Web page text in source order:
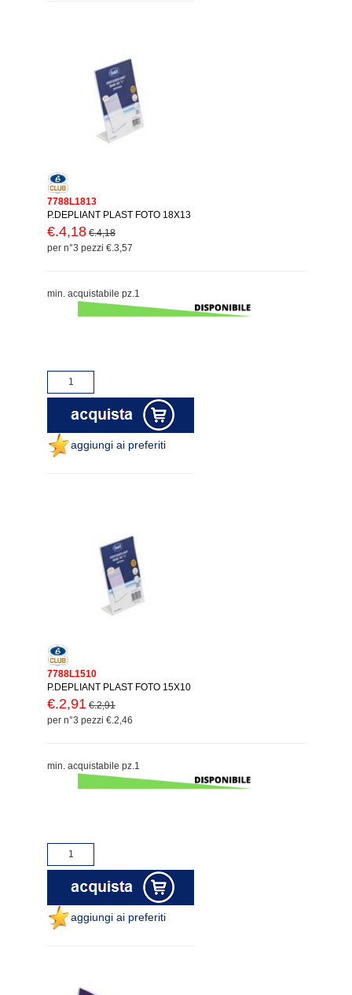
7788L1813
P.DEPLIANT PLAST FOTO 18X13
€.4,18 €.4,18
per n°3 pezzi €.3,57
min. acquistabile pz.1
aggiungi ai preferiti
7788L1510
P.DEPLIANT PLAST FOTO 15X10
€.2,91 €.2,91
per n°3 pezzi €.2,46
min. acquistabile pz.1
aggiungi ai preferiti